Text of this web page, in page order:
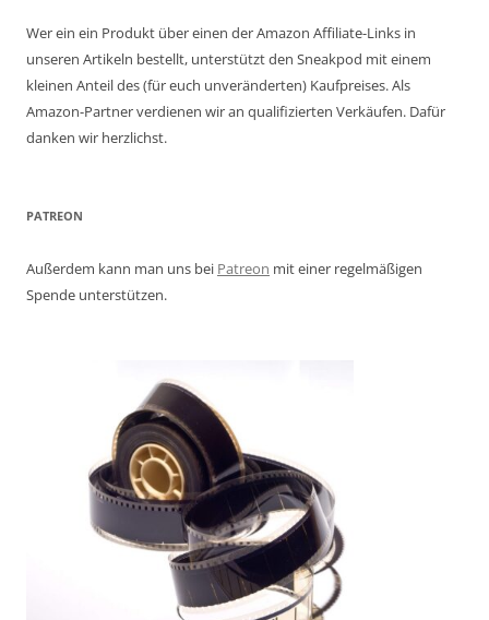
Wer ein ein Produkt über einen der Amazon Affiliate-Links in
unseren Artikeln bestellt, unterstützt den Sneakpod mit einem
kleinen Anteil des (für euch unveränderten) Kaufpreises. Als
Amazon-Partner verdienen wir an qualifizierten Verkäufen. Dafür
danken wir herzlichst.
PATREON
Außerdem kann man uns bei Patreon mit einer regelmäßigen
Spende unterstützen.